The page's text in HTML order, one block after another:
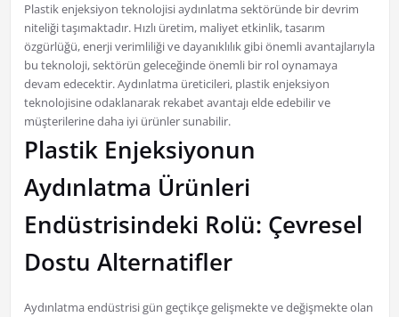
Plastik enjeksiyon teknolojisi aydınlatma sektöründe bir devrim
niteliği taşımaktadır. Hızlı üretim, maliyet etkinlik, tasarım
özgürlüğü, enerji verimliliği ve dayanıklılık gibi önemli avantajlarıyla
bu teknoloji, sektörün geleceğinde önemli bir rol oynamaya
devam edecektir. Aydınlatma üreticileri, plastik enjeksiyon
teknolojisine odaklanarak rekabet avantajı elde edebilir ve
müşterilerine daha iyi ürünler sunabilir.
Plastik Enjeksiyonun
Aydınlatma Ürünleri
Endüstrisindeki Rolü: Çevresel
Dostu Alternatifler
Aydınlatma endüstrisi gün geçtikçe gelişmekte ve değişmekte olan